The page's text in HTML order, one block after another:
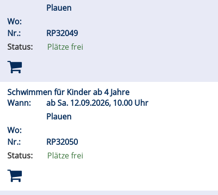
Plauen
Wo:
Nr.:
RP32049
Status:
Plätze frei
Schwimmen für Kinder ab 4 Jahre
Wann:
abSa. 12.09.2026, 10.00 Uhr
Plauen
Wo:
Nr.:
RP32050
Status:
Plätze frei